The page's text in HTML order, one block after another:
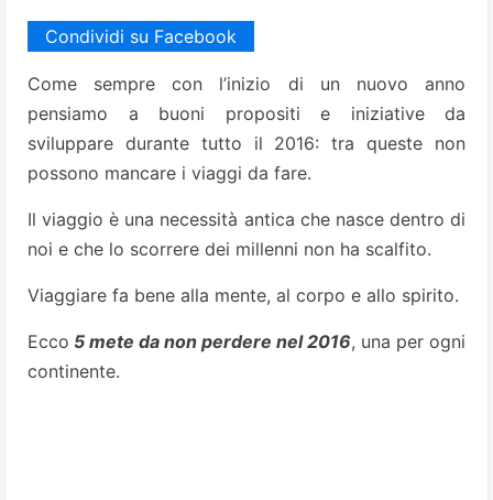
Condividi su Facebook
Come sempre con l’inizio di un nuovo anno
pensiamo a buoni propositi e iniziative da
sviluppare durante tutto il 2016: tra queste non
possono mancare i viaggi da fare.
Il viaggio è una necessità antica che nasce dentro di
noi e che lo scorrere dei millenni non ha scalfito.
Viaggiare fa bene alla mente, al corpo e allo spirito.
Ecco 5 mete da non perdere nel 2016, una per ogni
continente.